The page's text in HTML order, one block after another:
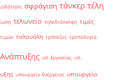
σφράγιση τάνκερ τέλη
τελωνείο τηλεδιάσκεψη τιμές
τιμών τολουόλη τράπεζες τροπολογία
υπ. Εργασίας υπ.
υπουργείο Ενέργειας υπουργείο